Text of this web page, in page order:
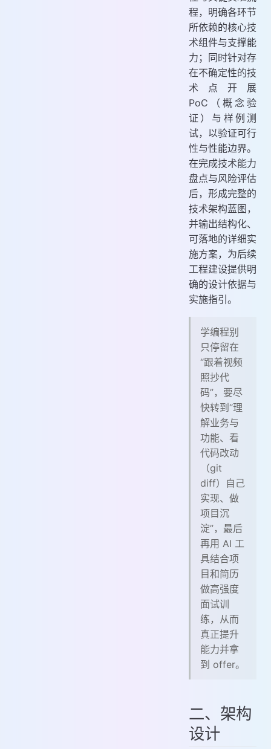
程，明确各环节
所依赖的核心技
术组件与支撑能
力；同时针对存
在不确定性的技
术点开展
PoC（概念验
证）与样例测
试，以验证可行
性与性能边界。
在完成技术能力
盘点与风险评估
后，形成完整的
技术架构蓝图，
并输出结构化、
可落地的详细实
施方案，为后续
工程建设提供明
确的设计依据与
实施指引。
学编程别
只停留在
“跟着视频
照抄代
码”，要尽
快转到“理
解业务与
功能、看
代码改动
（git
diff）自己
实现、做
项目沉
淀”，最后
再用 AI 工
具结合项
目和简历
做高强度
面试训
练，从而
真正提升
能力并拿
到 offer。
二、架构
设计